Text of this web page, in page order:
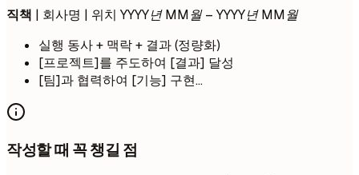
직책 | 회사명 | 위치 YYYY년 MM월 – YYYY년 MM월
실행 동사 + 맥락 + 결과 (정량화)
[프로젝트]를 주도하여 [결과] 달성
[팀]과 협력하여 [기능] 구현...
작성할 때 꼭 챙길 점